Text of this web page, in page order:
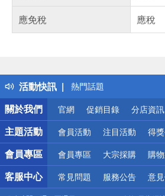
應免稅
應稅
活動快訊
得獎公告
熱門話題
銀行優惠
偏遠地區配送
詐騙網頁！請小心！
關於我們
官網 促銷目錄 分店資訊
主題活動 會員活動 注目活動 得
會員專區 會員專區 大宗採購 購
客服中心 常見問題 服務公告 意